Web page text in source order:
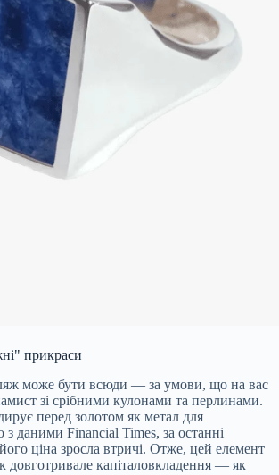
прикраси
може бути всюди — за умови, що на вас
зі срібними кулонами та перлинами.
перед золотом як метал для
з даними Financial Times, за останні
ціна зросла втричі. Отже, цей елемент
довготривале капіталовкладення — як